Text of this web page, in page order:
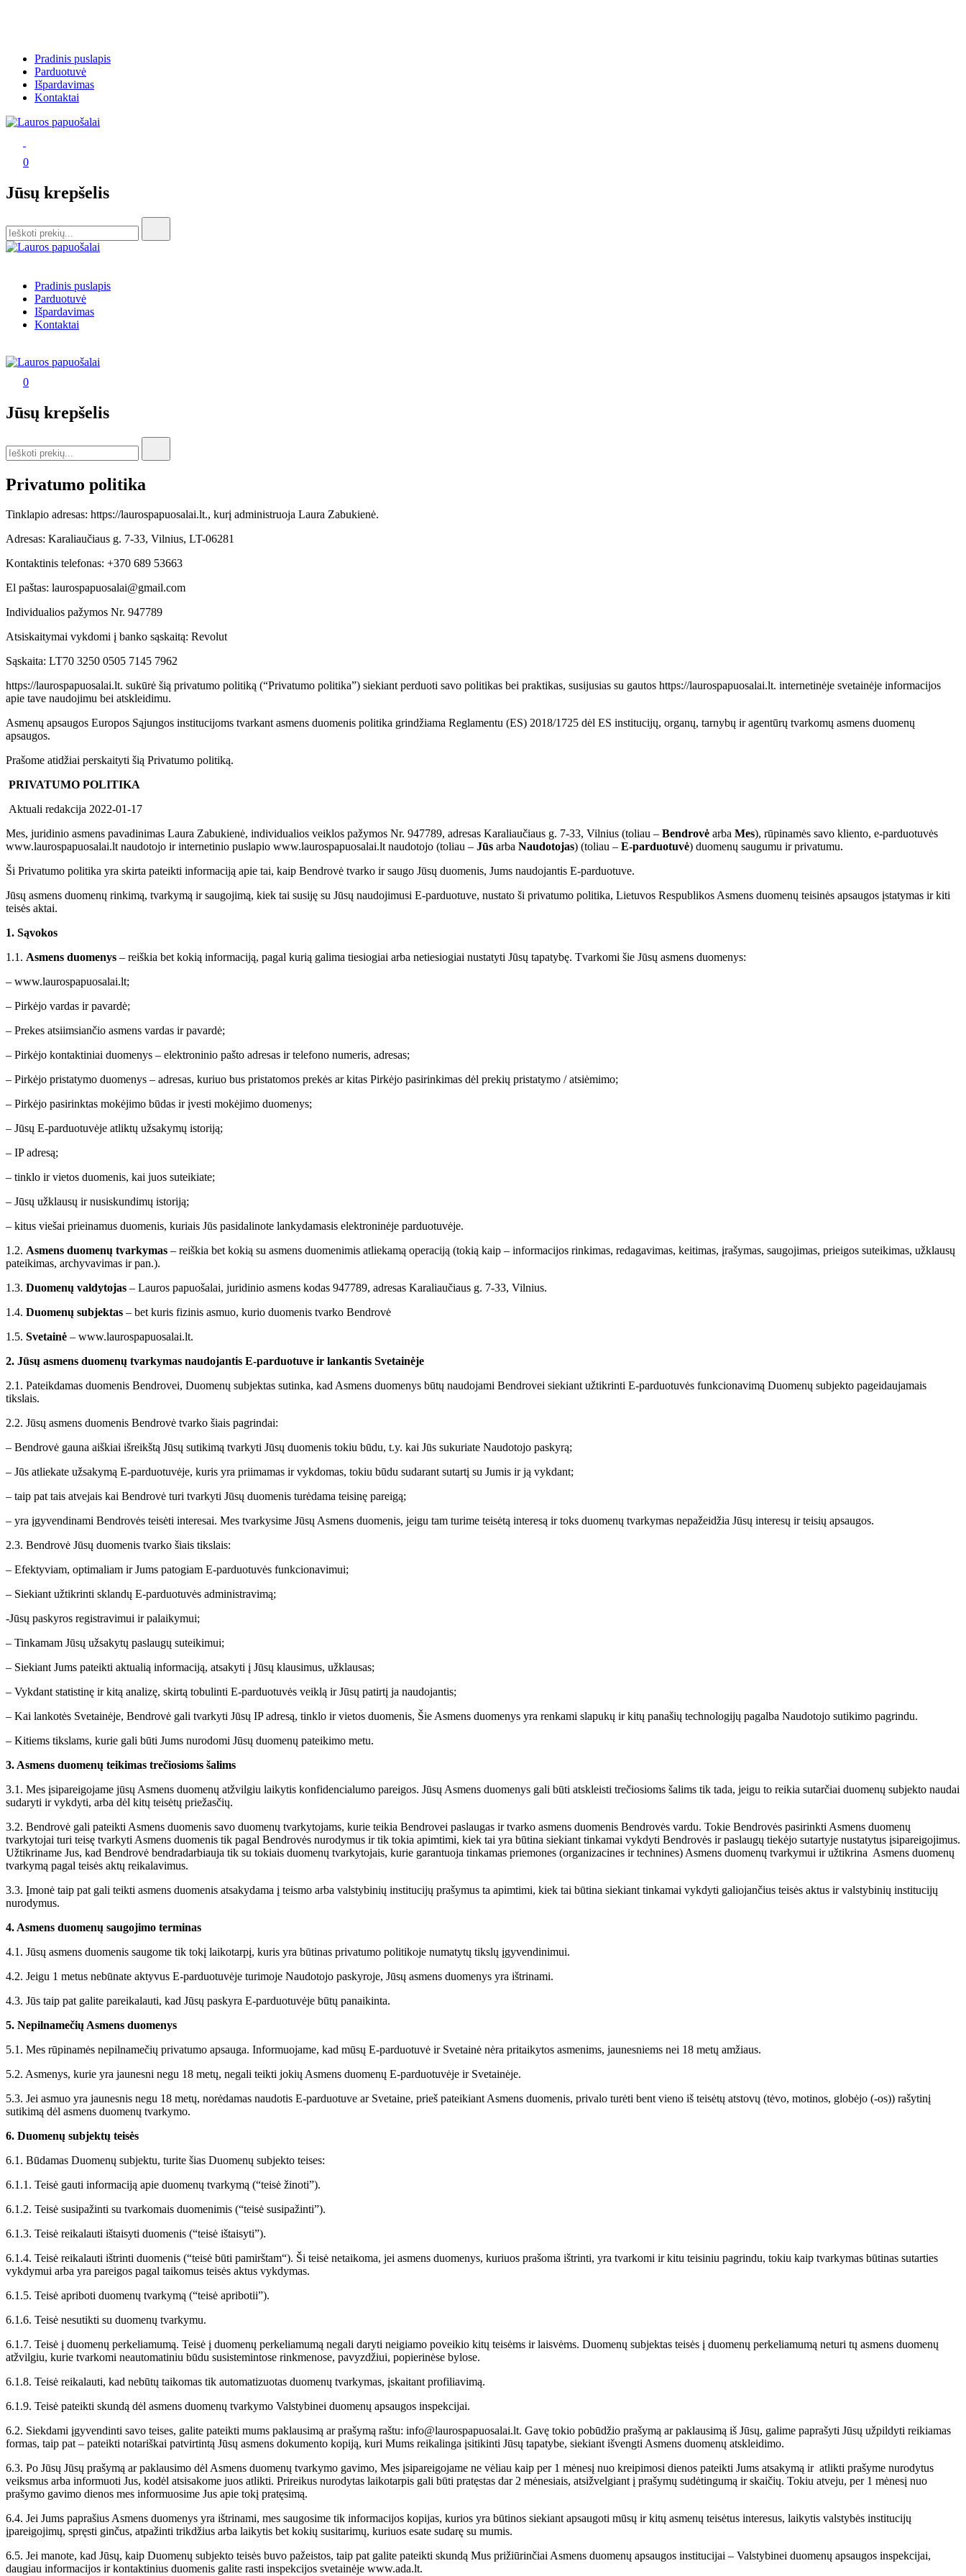
Skip
content
Pradinis puslapis
Parduotuvė
Išpardavimas
Kontaktai
Lauros papuošalai
Lauros papuošalai
0
Jūsų krepšelis
for:
Pradinis puslapis
Parduotuvė
Išpardavimas
Kontaktai
Lauros papuošalai
Lauros papuošalai
0
Jūsų krepšelis
for:
Privatumo politika
Tinklapio adresas: https://laurospapuosalai.lt., kurį administruoja Laura Zabukienė.
Adresas: Karaliaučiaus g. 7-33, Vilnius, LT-06281
Kontaktinis telefonas: +370 689 53663
El paštas: laurospapuosalai@gmail.com
Individualios pažymos Nr. 947789
Atsiskaitymai vykdomi į banko sąskaitą: Revolut
Sąskaita: LT70 3250 0505 7145 7962
https://laurospapuosalai.lt. sukūrė šią privatumo politiką (“Privatumo politika”) siekiant perduoti savo politikas bei praktikas, susijusias su gautos https://laurospapuosalai.lt. internetinėje svetainėje informacijos
apie tave naudojimu bei atskleidimu.
Asmenų apsaugos Europos Sąjungos institucijoms tvarkant asmens duomenis politika grindžiama Reglamentu (ES) 2018/1725 dėl ES institucijų, organų, tarnybų ir agentūrų tvarkomų asmens duomenų
apsaugos.
Prašome atidžiai perskaityti šią Privatumo politiką.
PRIVATUMO POLITIKA
Aktuali redakcija 2022-01-17
Mes, juridinio asmens pavadinimas Laura Zabukienė, individualios veiklos pažymos Nr. 947789, adresas Karaliaučiaus g. 7-33, Vilnius (toliau – Bendrovė arba Mes), rūpinamės savo kliento, e-parduotuvės
www.laurospapuosalai.lt naudotojo ir internetinio puslapio www.laurospapuosalai.lt naudotojo (toliau – Jūs arba Naudotojas) (toliau – E-parduotuvė) duomenų saugumu ir privatumu.
Ši Privatumo politika yra skirta pateikti informaciją apie tai, kaip Bendrovė tvarko ir saugo Jūsų duomenis, Jums naudojantis E-parduotuve.
Jūsų asmens duomenų rinkimą, tvarkymą ir saugojimą, kiek tai susiję su Jūsų naudojimusi E-parduotuve, nustato ši privatumo politika, Lietuvos Respublikos Asmens duomenų teisinės apsaugos įstatymas ir kiti
teisės aktai.
1. Sąvokos
1.1. Asmens duomenys – reiškia bet kokią informaciją, pagal kurią galima tiesiogiai arba netiesiogiai nustatyti Jūsų tapatybę. Tvarkomi šie Jūsų asmens duomenys:
– www.laurospapuosalai.lt;
– Pirkėjo vardas ir pavardė;
– Prekes atsiimsiančio asmens vardas ir pavardė;
– Pirkėjo kontaktiniai duomenys – elektroninio pašto adresas ir telefono numeris, adresas;
– Pirkėjo pristatymo duomenys – adresas, kuriuo bus pristatomos prekės ar kitas Pirkėjo pasirinkimas dėl prekių pristatymo / atsiėmimo;
– Pirkėjo pasirinktas mokėjimo būdas ir įvesti mokėjimo duomenys;
– Jūsų E-parduotuvėje atliktų užsakymų istoriją;
– IP adresą;
– tinklo ir vietos duomenis, kai juos suteikiate;
– Jūsų užklausų ir nusiskundimų istoriją;
– kitus viešai prieinamus duomenis, kuriais Jūs pasidalinote lankydamasis elektroninėje parduotuvėje.
1.2. Asmens duomenų tvarkymas – reiškia bet kokią su asmens duomenimis atliekamą operaciją (tokią kaip – informacijos rinkimas, redagavimas, keitimas, įrašymas, saugojimas, prieigos suteikimas, užklausų
pateikimas, archyvavimas ir pan.).
1.3. Duomenų valdytojas – Lauros papuošalai, juridinio asmens kodas 947789, adresas Karaliaučiaus g. 7-33, Vilnius.
1.4. Duomenų subjektas – bet kuris fizinis asmuo, kurio duomenis tvarko Bendrovė
1.5. Svetainė – www.laurospapuosalai.lt.
2. Jūsų asmens duomenų tvarkymas naudojantis E-parduotuve ir lankantis Svetainėje
2.1. Pateikdamas duomenis Bendrovei, Duomenų subjektas sutinka, kad Asmens duomenys būtų naudojami Bendrovei siekiant užtikrinti E-parduotuvės funkcionavimą Duomenų subjekto pageidaujamais
tikslais.
2.2. Jūsų asmens duomenis Bendrovė tvarko šiais pagrindai:
– Bendrovė gauna aiškiai išreikštą Jūsų sutikimą tvarkyti Jūsų duomenis tokiu būdu, t.y. kai Jūs sukuriate Naudotojo paskyrą;
– Jūs atliekate užsakymą E-parduotuvėje, kuris yra priimamas ir vykdomas, tokiu būdu sudarant sutartį su Jumis ir ją vykdant;
– taip pat tais atvejais kai Bendrovė turi tvarkyti Jūsų duomenis turėdama teisinę pareigą;
– yra įgyvendinami Bendrovės teisėti interesai. Mes tvarkysime Jūsų Asmens duomenis, jeigu tam turime teisėtą interesą ir toks duomenų tvarkymas nepažeidžia Jūsų interesų ir teisių apsaugos.
2.3. Bendrovė Jūsų duomenis tvarko šiais tikslais:
– Efektyviam, optimaliam ir Jums patogiam E-parduotuvės funkcionavimui;
– Siekiant užtikrinti sklandų E-parduotuvės administravimą;
-Jūsų paskyros registravimui ir palaikymui;
– Tinkamam Jūsų užsakytų paslaugų suteikimui;
– Siekiant Jums pateikti aktualią informaciją, atsakyti į Jūsų klausimus, užklausas;
– Vykdant statistinę ir kitą analizę, skirtą tobulinti E-parduotuvės veiklą ir Jūsų patirtį ja naudojantis;
– Kai lankotės Svetainėje, Bendrovė gali tvarkyti Jūsų IP adresą, tinklo ir vietos duomenis, Šie Asmens duomenys yra renkami slapukų ir kitų panašių technologijų pagalba Naudotojo sutikimo pagrindu.
– Kitiems tikslams, kurie gali būti Jums nurodomi Jūsų duomenų pateikimo metu.
3. Asmens duomenų teikimas trečiosioms šalims
3.1. Mes įsipareigojame jūsų Asmens duomenų atžvilgiu laikytis konfidencialumo pareigos. Jūsų Asmens duomenys gali būti atskleisti trečiosioms šalims tik tada, jeigu to reikia sutarčiai duomenų subjekto naudai
sudaryti ir vykdyti, arba dėl kitų teisėtų priežasčių.
3.2. Bendrovė gali pateikti Asmens duomenis savo duomenų tvarkytojams, kurie teikia Bendrovei paslaugas ir tvarko asmens duomenis Bendrovės vardu. Tokie Bendrovės pasirinkti Asmens duomenų
tvarkytojai turi teisę tvarkyti Asmens duomenis tik pagal Bendrovės nurodymus ir tik tokia apimtimi, kiek tai yra būtina siekiant tinkamai vykdyti Bendrovės ir paslaugų tiekėjo sutartyje nustatytus įsipareigojimus.
Užtikriname Jus, kad Bendrovė bendradarbiauja tik su tokiais duomenų tvarkytojais, kurie garantuoja tinkamas priemones (organizacines ir technines) Asmens duomenų tvarkymui ir užtikrina Asmens duomenų
tvarkymą pagal teisės aktų reikalavimus.
3.3. Įmonė taip pat gali teikti asmens duomenis atsakydama į teismo arba valstybinių institucijų prašymus ta apimtimi, kiek tai būtina siekiant tinkamai vykdyti galiojančius teisės aktus ir valstybinių institucijų
nurodymus.
4. Asmens duomenų saugojimo terminas
4.1. Jūsų asmens duomenis saugome tik tokį laikotarpį, kuris yra būtinas privatumo politikoje numatytų tikslų įgyvendinimui.
4.2. Jeigu 1 metus nebūnate aktyvus E-parduotuvėje turimoje Naudotojo paskyroje, Jūsų asmens duomenys yra ištrinami.
4.3. Jūs taip pat galite pareikalauti, kad Jūsų paskyra E-parduotuvėje būtų panaikinta.
5. Nepilnamečių Asmens duomenys
5.1. Mes rūpinamės nepilnamečių privatumo apsauga. Informuojame, kad mūsų E-parduotuvė ir Svetainė nėra pritaikytos asmenims, jaunesniems nei 18 metų amžiaus.
5.2. Asmenys, kurie yra jaunesni negu 18 metų, negali teikti jokių Asmens duomenų E-parduotuvėje ir Svetainėje.
5.3. Jei asmuo yra jaunesnis negu 18 metų, norėdamas naudotis E-parduotuve ar Svetaine, prieš pateikiant Asmens duomenis, privalo turėti bent vieno iš teisėtų atstovų (tėvo, motinos, globėjo (-os)) rašytinį
sutikimą dėl asmens duomenų tvarkymo.
6. Duomenų subjektų teisės
6.1. Būdamas Duomenų subjektu, turite šias Duomenų subjekto teises:
6.1.1. Teisė gauti informaciją apie duomenų tvarkymą (“teisė žinoti”).
6.1.2. Teisė susipažinti su tvarkomais duomenimis (“teisė susipažinti”).
6.1.3. Teisė reikalauti ištaisyti duomenis (“teisė ištaisyti”).
6.1.4. Teisė reikalauti ištrinti duomenis (“teisė būti pamirštam“). Ši teisė netaikoma, jei asmens duomenys, kuriuos prašoma ištrinti, yra tvarkomi ir kitu teisiniu pagrindu, tokiu kaip tvarkymas būtinas sutarties
vykdymui arba yra pareigos pagal taikomus teisės aktus vykdymas.
6.1.5. Teisė apriboti duomenų tvarkymą (“teisė apribotii”).
6.1.6. Teisė nesutikti su duomenų tvarkymu.
6.1.7. Teisė į duomenų perkeliamumą. Teisė į duomenų perkeliamumą negali daryti neigiamo poveikio kitų teisėms ir laisvėms. Duomenų subjektas teisės į duomenų perkeliamumą neturi tų asmens duomenų
atžvilgiu, kurie tvarkomi neautomatiniu būdu susistemintose rinkmenose, pavyzdžiui, popierinėse bylose.
6.1.8. Teisė reikalauti, kad nebūtų taikomas tik automatizuotas duomenų tvarkymas, įskaitant profiliavimą.
6.1.9. Teisė pateikti skundą dėl asmens duomenų tvarkymo Valstybinei duomenų apsaugos inspekcijai.
6.2. Siekdami įgyvendinti savo teises, galite pateikti mums paklausimą ar prašymą raštu: info@laurospapuosalai.lt. Gavę tokio pobūdžio prašymą ar paklausimą iš Jūsų, galime paprašyti Jūsų užpildyti reikiamas
formas, taip pat – pateikti notariškai patvirtintą Jūsų asmens dokumento kopiją, kuri Mums reikalinga įsitikinti Jūsų tapatybe, siekiant išvengti Asmens duomenų atskleidimo.
6.3. Po Jūsų Jūsų prašymą ar paklausimo dėl Asmens duomenų tvarkymo gavimo, Mes įsipareigojame ne vėliau kaip per 1 mėnesį nuo kreipimosi dienos pateikti Jums atsakymą ir atlikti prašyme nurodytus
veiksmus arba informuoti Jus, kodėl atsisakome juos atlikti. Prireikus nurodytas laikotarpis gali būti pratęstas dar 2 mėnesiais, atsižvelgiant į prašymų sudėtingumą ir skaičių. Tokiu atveju, per 1 mėnesį nuo
prašymo gavimo dienos mes informuosime Jus apie tokį pratęsimą.
6.4. Jei Jums paprašius Asmens duomenys yra ištrinami, mes saugosime tik informacijos kopijas, kurios yra būtinos siekiant apsaugoti mūsų ir kitų asmenų teisėtus interesus, laikytis valstybės institucijų
įpareigojimų, spręsti ginčus, atpažinti trikdžius arba laikytis bet kokių susitarimų, kuriuos esate sudarę su mumis.
6.5. Jei manote, kad Jūsų, kaip Duomenų subjekto teisės buvo pažeistos, taip pat galite pateikti skundą Mus prižiūrinčiai Asmens duomenų apsaugos institucijai – Valstybinei duomenų apsaugos inspekcijai,
daugiau informacijos ir kontaktinius duomenis galite rasti inspekcijos svetainėje www.ada.lt.